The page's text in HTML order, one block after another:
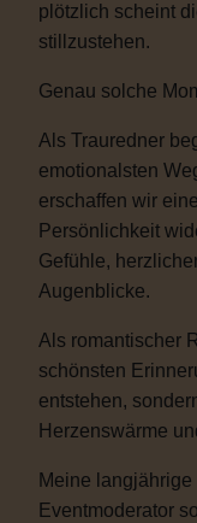
plötzlich scheint
stillzustehen.
Genau solche
Als Trauredner
emotionalsten
erschaffen wir
Persönlichkeit
Gefühle,
Augenblicke.
Als romantischer
schönsten
entstehen,
Herzenswärme
Meine
Eventmoderator